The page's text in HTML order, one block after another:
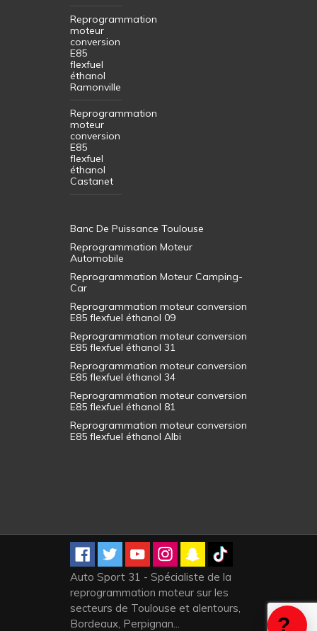
Reprogrammation
moteur
conversion
E85
flexfuel
éthanol
Ramonville
Reprogrammation
moteur
conversion
E85
flexfuel
éthanol
Castanet
Banc De Puissance Toulouse
Reprogrammation Moteur
Automobile
Reprogrammation Moteur Camping-
Car
Reprogrammation moteur conversion
E85 flexfuel éthanol 09
Reprogrammation moteur conversion
E85 flexfuel éthanol 31
Reprogrammation moteur conversion
E85 flexfuel éthanol 34
Reprogrammation moteur conversion
E85 flexfuel éthanol 81
Reprogrammation moteur conversion
E85 flexfuel éthanol Albi
Auto Sport 31 - Spécialiste de la
reprogrammation moteur sur les
secteurs de Toulouse et alentours,
Bordeaux, Perpignan...